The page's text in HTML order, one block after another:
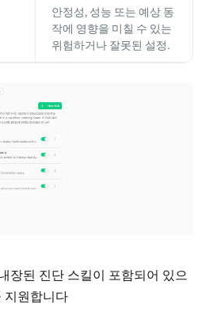
안정성, 성능 또는 예상 동
작에 영향을 미칠 수 있는
위험하거나 잘못된 설정.
장된 진단 스킬이 포함되어 있으
지원합니다